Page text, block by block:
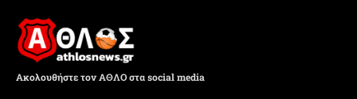
Ακολουθήστε τον ΑΘΛΟ στα social media